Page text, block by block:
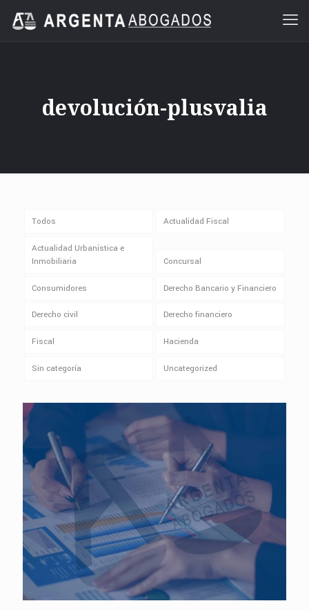
devolución-plusvalia
Todos Actualidad Fiscal
Actualidad Urbanística e
Inmobiliaria
Concursal
Consumidores Derecho Bancario y Financiero
Derecho civil Derecho financiero
Fiscal Hacienda
Sin categoría Uncategorized